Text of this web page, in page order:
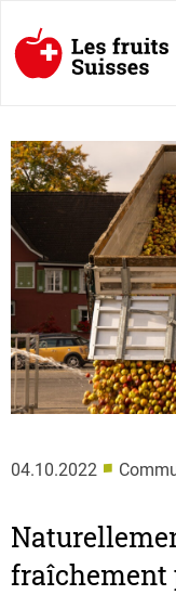
04.10.2022 ■
fraîchement